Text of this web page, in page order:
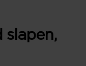
slapen,